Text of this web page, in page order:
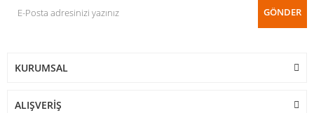
GÖNDER
KURUMSAL
ALIŞVERİŞ